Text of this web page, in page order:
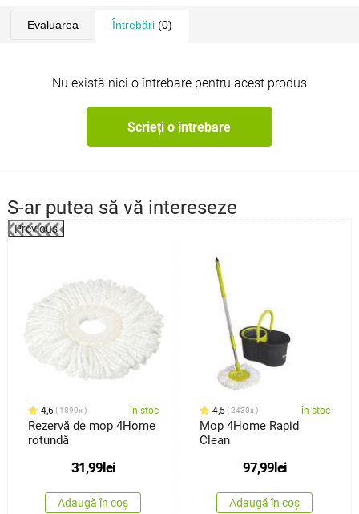
Evaluarea Întrebări(0)
Nu există nici o întrebare pentru acest produs
Scrieți o întrebare
S-ar putea să vă intereseze
Previous
4,6 1890x în stoc
Rezervă de mop 4Home
rotundă
31,99 lei
Adaugă în coș
4,5 2430x în stoc
Mop 4Home Rapid
Clean
97,99 lei
Adaugă în coș